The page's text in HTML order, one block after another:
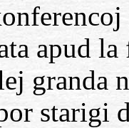
apud
granda
por